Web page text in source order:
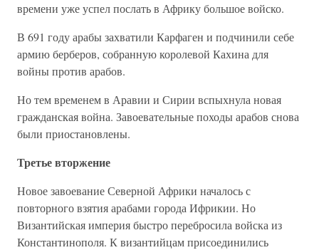
времени уже успел послать в Африку большое войско.
В 691 году арабы захватили Карфаген и подчинили себе
армию берберов, собранную королевой Кахина для
войны против арабов.
Но тем временем в Аравии и Сирии вспыхнула новая
гражданская война. Завоевательные походы арабов снова
были приостановлены.
Третье вторжение
Новое завоевание Северной Африки началось с
повторного взятия арабами города Ифрикии. Но
Византийская империя быстро перебросила войска из
Константинополя. К византийцам присоединились